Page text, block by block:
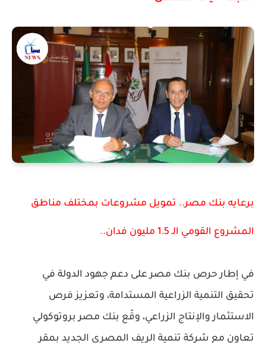
برعايه بنك مصر.. تمويل مشروعات بمختلف مناطق
المشروع القومي الـ 1.5 مليون فدان..
في إطار حرص بنك مصر على دعم جهود الدولة في
تحقيق التنمية الزراعية المستدامة، وتعزيز فرص
الاستثمار والإنتاج الزراعي، وقّع بنك مصر بروتوكولي
تعاون مع شركة تنمية الريف المصري الجديد بمقر